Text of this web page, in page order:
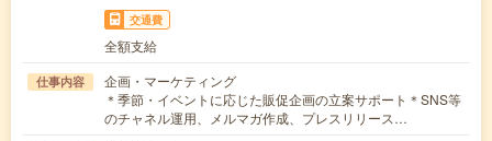
交通費
全額支給
仕事内容
企画・マーケティング
＊季節・イベントに応じた販促企画の立案サポート＊SNS等
のチャネル運用、メルマガ作成、プレスリリース…